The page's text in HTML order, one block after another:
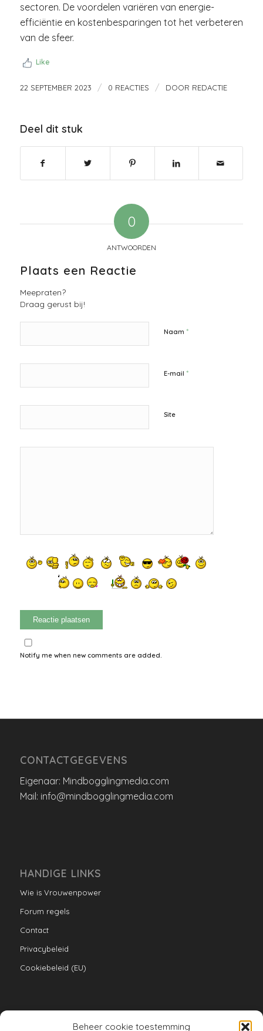
Beheer cookie toestemming
sectoren. De voordelen variëren van energie-
efficiëntie en kostenbesparingen tot het verbeteren
van de sfeer.
Like
22 SEPTEMBER 2023 / 0 REACTIES / DOOR REDACTIE
Deel dit stuk
0
ANTWOORDEN
Plaats een Reactie
Meepraten?
Draag gerust bij!
Naam *
E-mail *
Site
Notify me when new comments are added.
CONTACTGEGEVENS
Eigenaar: Mindbogglingmedia.com
Mail: info@mindbogglingmedia.com
HANDIGE LINKS
Wie is Vrouwenpower
Forum regels
Contact
Privacybeleid
Cookiebeleid (EU)